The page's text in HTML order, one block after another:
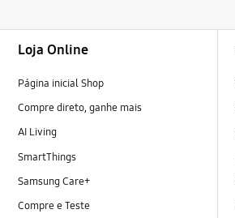
Loja Online
Página inicial Shop
Compre direto, ganhe mais
AI Living
SmartThings
Samsung Care+
Compre e Teste